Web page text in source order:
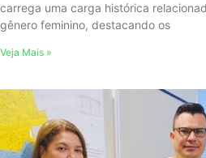
carrega uma carga histórica
gênero feminino, destacando os
Veja Mais »